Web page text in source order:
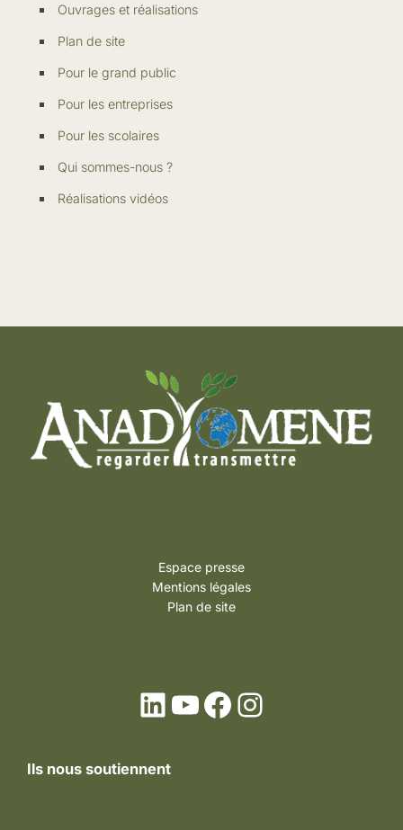
Ouvrages et réalisations
Plan de site
Pour le grand public
Pour les entreprises
Pour les scolaires
Qui sommes-nous ?
Réalisations vidéos
Espace presse
Mentions légales
Plan de site
LinkedIn
YouTube
Facebook
Instagram
Ils nous soutiennent